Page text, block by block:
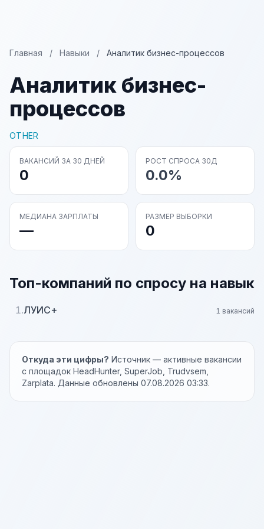
Главная / Навыки / Аналитик бизнес-процессов
Аналитик бизнес-
процессов
OTHER
ВАКАНСИЙ ЗА 30 ДНЕЙ
0
РОСТ СПРОСА 30Д
0.0%
МЕДИАНА ЗАРПЛАТЫ
—
РАЗМЕР ВЫБОРКИ
0
Топ-компаний по спросу на навык
1.ЛУИС+ 1 вакансий
Откуда эти цифры? Источник — активные вакансии
с площадок HeadHunter, SuperJob, Trudvsem,
Zarplata. Данные обновлены 07.08.2026 03:33.